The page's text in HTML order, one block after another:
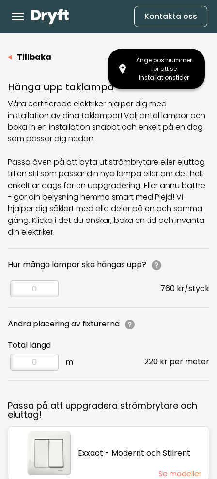
Kontakta oss
Tillbaka
Hänga upp taklampa
Våra certifierade elektriker hjälper dig med
installation av dina taklampor! Välj antal lampor och
boka in en installation snabbt och enkelt på en dag
som passar dig nedan.
Passa även på att byta ut strömbrytare eller eluttag
till en stil som passar din nya lampa eller om det helt
enkelt är dags för en uppgradering. Eller ännu bättre
- gör din belysning hemma smart med Plejd! Vi
hjälper dig såklart med alla delar på en och samma
gång. Klicka i det du önskar, boka en tid och invänta
Hur många lampor ska hängas upp?
760 kr/styck
Ändra placering av fixturerna
Total längd
m
220 kr per meter
Passa på att uppgradera strömbrytare och
eluttag!
Exxact - Modernt och Stilrent
Se modeller
Ange postnummer
för att se
installationstider